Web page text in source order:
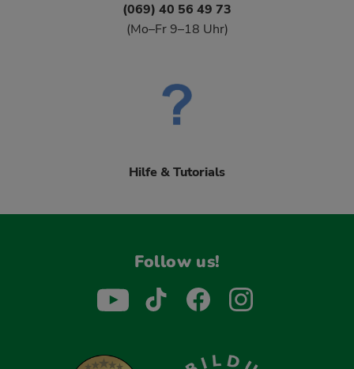
(069) 40 56 49 73
(Mo–Fr 9–18 Uhr)
Hilfe & Tutorials
Follow us!